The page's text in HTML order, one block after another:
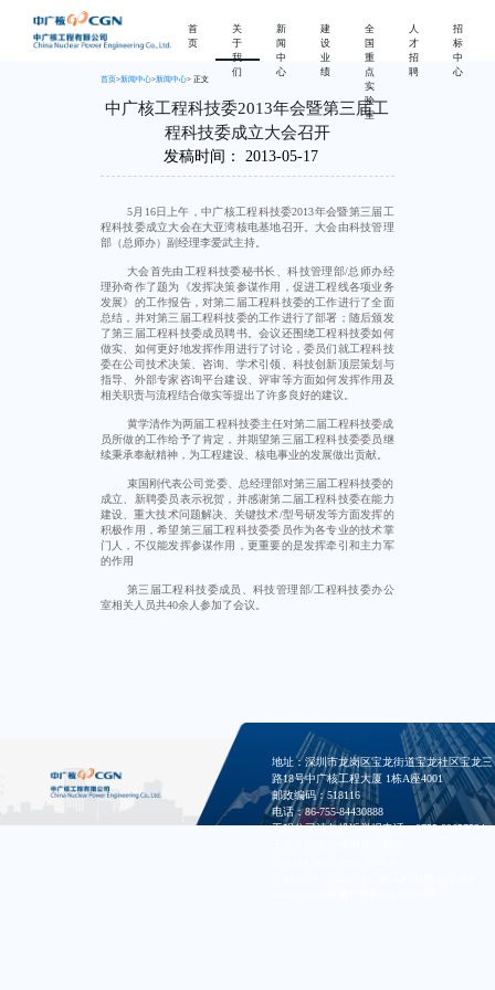
首
页
关
于
我
们
新
闻
中
心
建
设
业
绩
全
国
重
点
实
验
室
人
才
招
聘
招
标
中
心
首页>新闻中心>新闻中心> 正文
中广核工程科技委2013年会暨第三届工
程科技委成立大会召开
发稿时间： 2013-05-17
5月16日
上午，中广核工程科技委2013年会暨第三届工
程科技委成立大会在大亚湾核电基地召开。大会由科技管理
部（总师办）副经理李爱武主持。
大会首先由工程科技委秘书长、科技管理部/总师办经
理孙奇作了题为《发挥决策参谋作用，促进工程线各项业务
发展》的工作报告，对第二届工程科技委的工作进行了全面
总结，并对第三届工程科技委的工作进行了部署；随后颁发
了第三届工程科技委成员聘书。会议还围绕工程科技委如何
做实、如何更好地发挥作用进行了讨论，委员们就工程科技
委在公司技术决策、咨询、学术引领、科技创新顶层策划与
指导、外部专家咨询平台建设、评审等方面如何发挥作用及
相关职责与流程结合做实等提出了许多良好的建议。
黄学清作为两届工程科技委主任对第二届工程科技委成
员所做的工作给予了肯定，并期望第三届工程科技委委员继
续秉承奉献精神，为工程建设、核电事业的发展做出贡献。
束国刚代表公司党委、总经理部对第三届工程科技委的
成立、新聘委员表示祝贺，并感谢第二届工程科技委在能力
建设、重大技术问题解决、关键技术/型号研发等方面发挥的
积极作用，希望第三届工程科技委委员作为各专业的技术掌
门人，不仅能发挥参谋作用，更重要的是发挥牵引和主力军
的作用
第三届工程科技委成员、科技管理部/工程科技委办公
室相关人员共40余人参加了会议。
地址：深圳市龙岗区宝龙街道宝龙社区宝龙三
路18号中广核工程大厦 1栋A座4001
邮政编码：518116
电话：86-755-84430888
工程公司清欠投诉举报电话：0755-82657524